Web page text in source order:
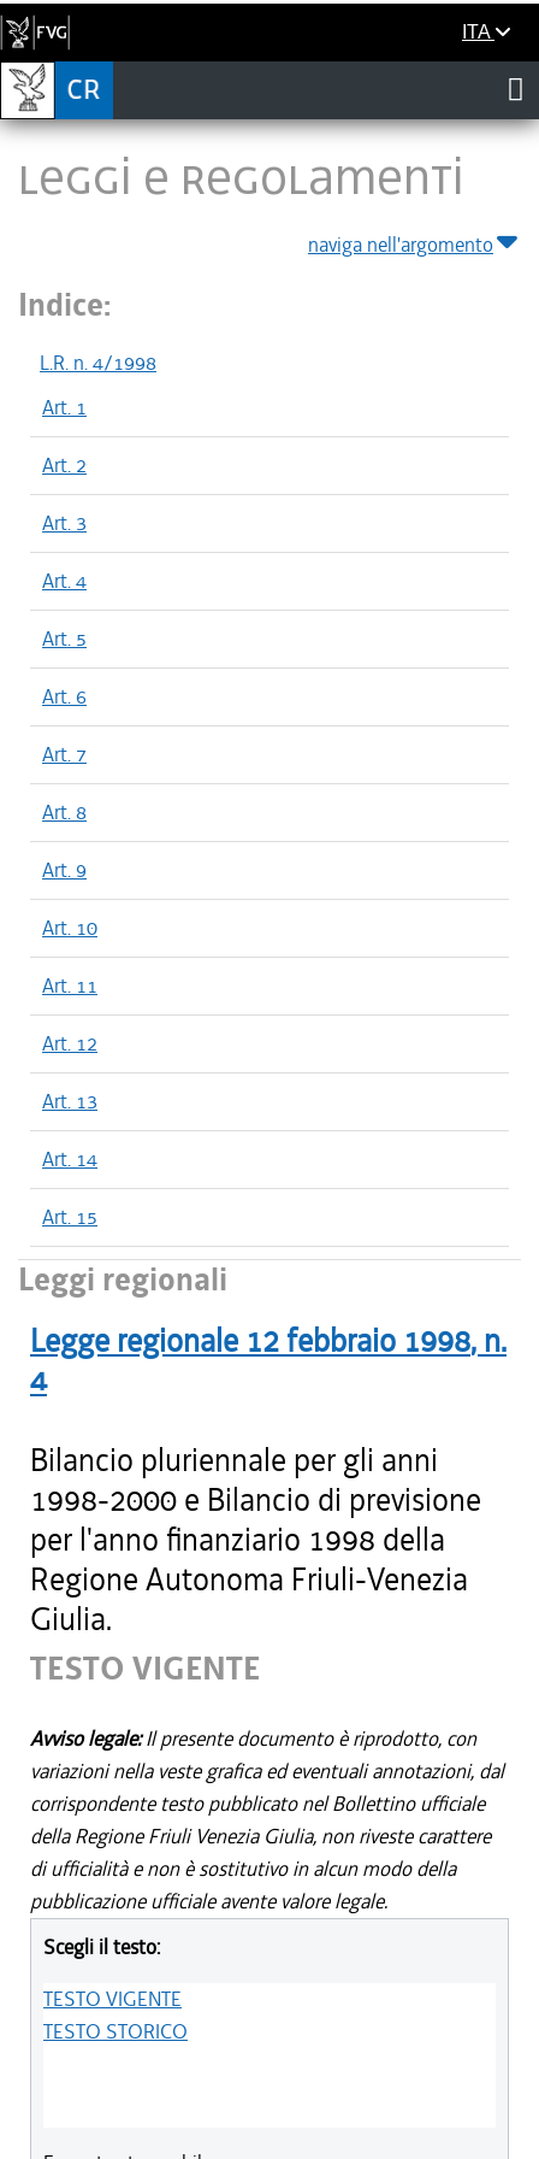
ITA
LEGGI E REGOLAMENTI
naviga nell'argomento
Indice:
L.R. n. 4/1998
Art. 1
Art. 2
Art. 3
Art. 4
Art. 5
Art. 6
Art. 7
Art. 8
Art. 9
Art. 10
Art. 11
Art. 12
Art. 13
Art. 14
Art. 15
Leggi regionali
Legge regionale 12 febbraio 1998, n.
4
Bilancio pluriennale per gli anni
1998-2000 e Bilancio di previsione
per l'anno finanziario 1998 della
Regione Autonoma Friuli-Venezia
Giulia.
TESTO VIGENTE
Avviso legale:Il presente documento è riprodotto, con
variazioni nella veste grafica ed eventuali annotazioni, dal
corrispondente testo pubblicato nel Bollettino ufficiale
della Regione Friuli Venezia Giulia, non riveste carattere
di ufficialità e non è sostitutivo in alcun modo della
pubblicazione ufficiale avente valore legale.
Scegli il testo:
TESTO VIGENTE
TESTO STORICO